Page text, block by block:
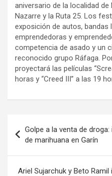
aniversario de la localidad
Nazarre y la Ruta 25. Los
exposición de autos,
emprendedoras y
competencia de asado y un
reconocido grupo Ráfaga.
proyectará las películas
horas y “Creed III” a las 19
de
entradas
Golpe a la venta de
de marihuana en Garín
Ariel Sujarchuk y Beto